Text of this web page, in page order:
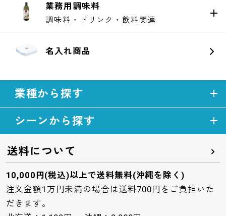
業務用調味料
調味料・ドリンク・飲料関連
名入れ商品
業種から探す
シーンから探す
送料について
10,000円(税込)以上で送料無料(沖縄を除く)
注文金額1万円未満の場合は送料700円をご負担いた
だきます。